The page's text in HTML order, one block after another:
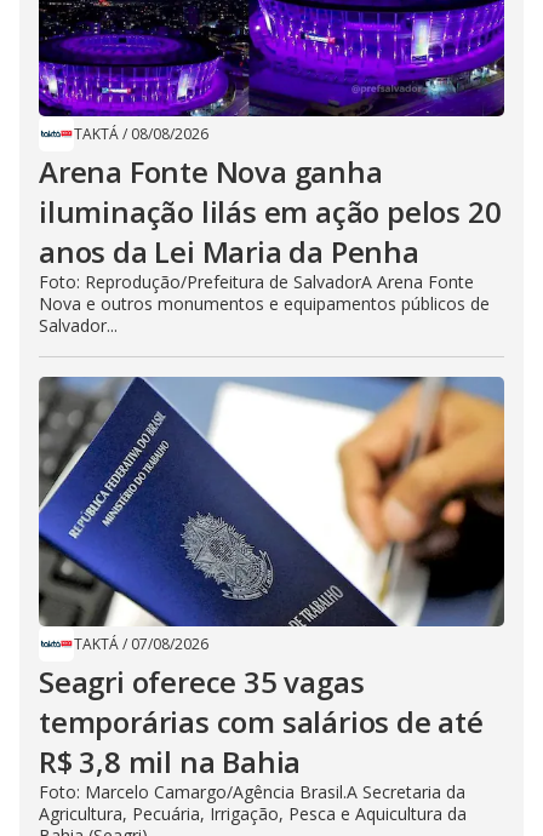
TAKTÁ/ 08/08/2026
Arena Fonte Nova ganha
iluminação lilás em ação pelos 20
anos da Lei Maria da Penha
Foto: Reprodução/Prefeitura de SalvadorA Arena Fonte
Nova e outros monumentos e equipamentos públicos de
Salvador...
TAKTÁ/ 07/08/2026
Seagri oferece 35 vagas
temporárias com salários de até
R$ 3,8 mil na Bahia
Foto: Marcelo Camargo/Agência Brasil.A Secretaria da
Agricultura, Pecuária, Irrigação, Pesca e Aquicultura da